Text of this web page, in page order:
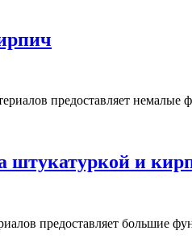
предоставляет
штукатуркой и
предоставляет большие